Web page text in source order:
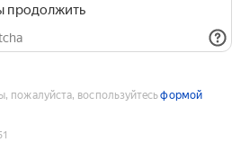
продолжить
пожалуйста, воспользуйтесьформой